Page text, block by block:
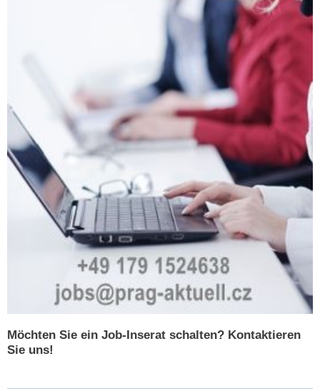
Möchten Sie ein Job-Inserat schalten? Kontaktieren
Sie uns!